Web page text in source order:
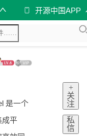
开源中国APP
是一个
成平
+
关
注
私
信